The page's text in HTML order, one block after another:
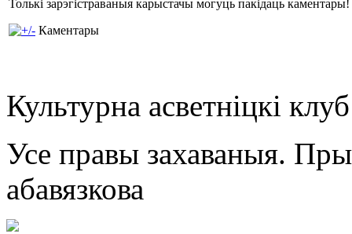
Толькі зарэгістраваныя карыстачы могуць пакідаць каментары!
Каментары
Культурна асветнiцкi
Усе правы захаваныя.
абавязкова